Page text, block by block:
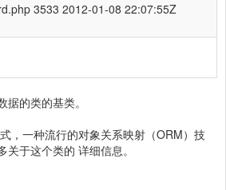
3533 2012-01-08 22:07:55Z
的类的基类。
，一种流行的对象关系映射（ORM）技
关于这个类的 详细信息。